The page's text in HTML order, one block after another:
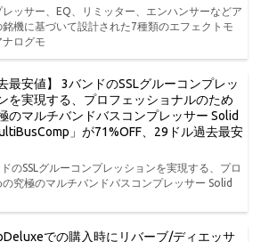
レッサー、EQ、リミッター、エンハンサーなどア
機に基づいて設計された7種類のエフェクトモ
ログモ
最安値】 3バンドのSSLグルーコンプレッ
を実現する、プロフェッショナルのため
のマルチバンドバスコンプレッサー Solid
」が71%OFF、29ドル過去最安
のSSLグルーコンプレッションを実現する、プロ
究極のマルチバンドバスコンプレッサー Solid
での購入時にリバーブ/ディエッサ